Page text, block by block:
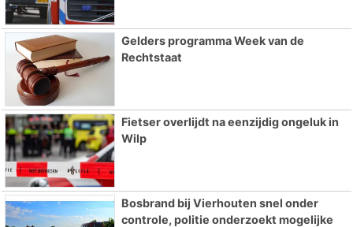
Gelders programma Week van de
Rechtstaat
Fietser overlijdt na eenzijdig ongeluk in
Wilp
Bosbrand bij Vierhouten snel onder
controle, politie onderzoekt mogelijke